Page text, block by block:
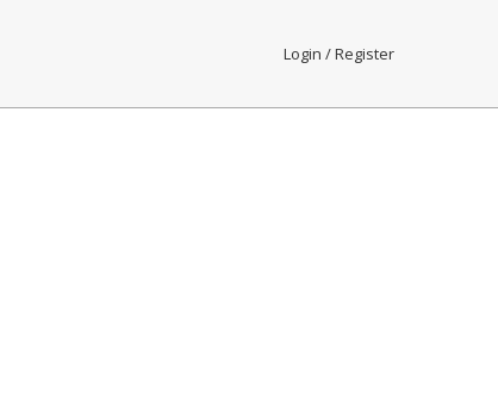
Login / Register